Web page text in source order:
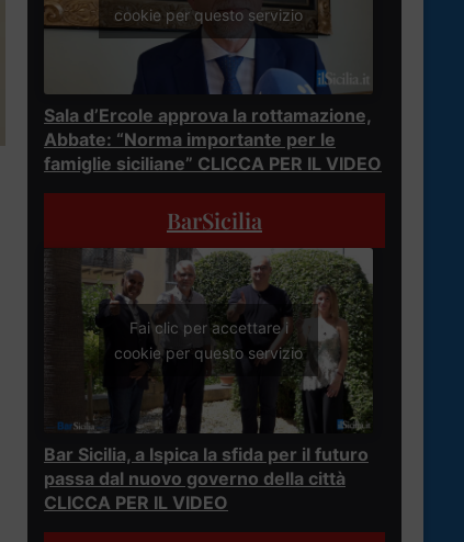
cookie per questo servizio
Sala d’Ercole approva la rottamazione,
Abbate: “Norma importante per le
famiglie siciliane” CLICCA PER IL VIDEO
BarSicilia
Fai clic per accettare i
cookie per questo servizio
Bar Sicilia, a Ispica la sfida per il futuro
passa dal nuovo governo della città
CLICCA PER IL VIDEO